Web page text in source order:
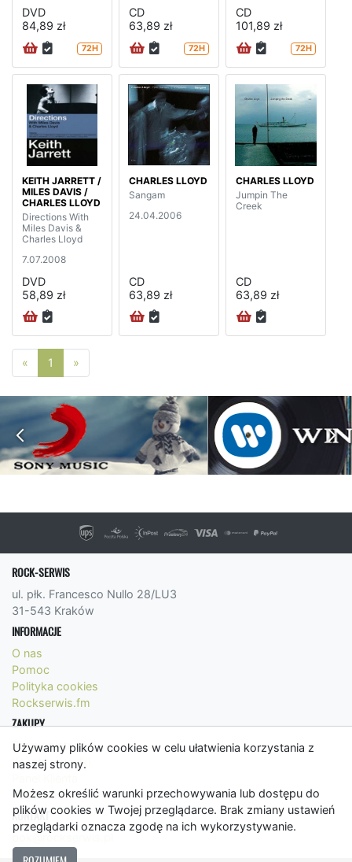
Używamy plików cookies w celu ułatwienia korzystania z
naszej strony.
Możesz określić warunki przechowywania lub dostępu do
plików cookies w Twojej przeglądarce. Brak zmiany ustawień
przeglądarki oznacza zgodę na ich wykorzystywanie.
DVD
84,89 zł
72H
CD
63,89 zł
72H
CD
101,89 zł
72H
KEITH JARRETT /
MILES DAVIS /
CHARLES LLOYD
Directions With
Miles Davis &
Charles Lloyd
7.07.2008
DVD
58,89 zł
CHARLES LLOYD
Sangam
24.04.2006
CD
63,89 zł
CHARLES LLOYD
Jumpin The
Creek
CD
63,89 zł
« Poprzednia strona
1 »
ROCK-SERWIS
ul. płk. Francesco Nullo 28/LU3
31-543 Kraków
INFORMACJE
O nas
Pomoc
Polityka cookies
Rockserwis.fm
ZAKUPY
Formy płatności
Koszty wysyłki
Regulamin
KONTAKT
bok@rockserwis.pl